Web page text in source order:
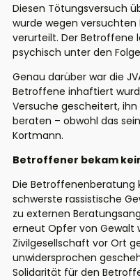
Diesen Tötungsversuch
wurde wegen versuchten
verurteilt. Der Betroffene
psychisch unter den
Genau darüber war die
Betroffene inhaftiert
Versuche gescheitert,
beraten – obwohl das
Kortmann.
Betroffener bekam
Die Betroffenenberatung
schwerste rassistische
zu externen
erneut Opfer von Gewalt
Zivilgesellschaft vor Ort
unwidersprochen
Solidarität für den